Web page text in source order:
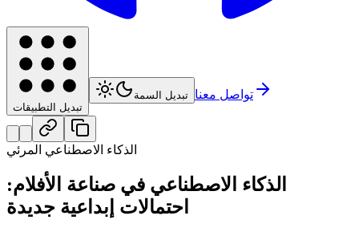
تبديل التطبيقات
تبديل السمة تواصل معنا
الذكاء الاصطناعي المرئي
الذكاء الاصطناعي في صناعة الأفلام:
احتمالات إبداعية جديدة